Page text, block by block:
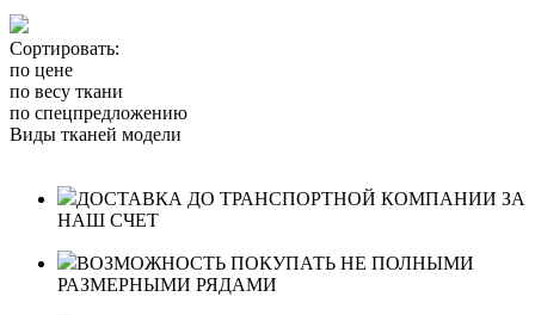
Сортировать:
по цене
по весу ткани
по спецпредложению
Виды тканей модели
ДОСТАВКА ДО ТРАНСПОРТНОЙ КОМПАНИИ ЗА
НАШ СЧЕТ
ВОЗМОЖНОСТЬ ПОКУПАТЬ НЕ ПОЛНЫМИ
РАЗМЕРНЫМИ РЯДАМИ